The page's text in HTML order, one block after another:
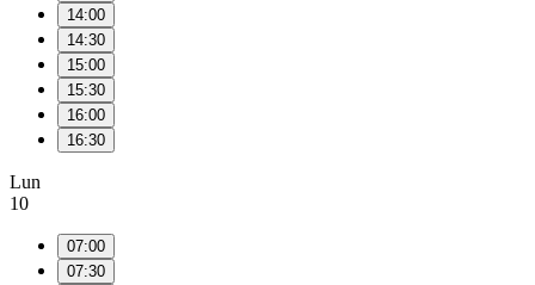
14:00
14:30
15:00
15:30
16:00
16:30
Lun
10
07:00
07:30